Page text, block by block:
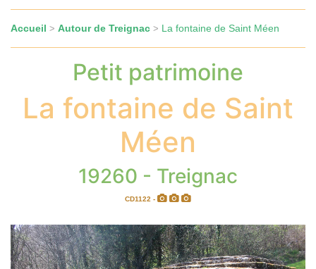
Accueil > Autour de Treignac > La fontaine de Saint Méen
Petit patrimoine
La fontaine de Saint
Méen
19260 - Treignac
CD1122 -